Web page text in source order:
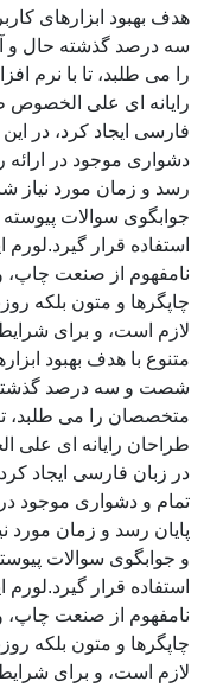
هدف بهبود ابزارهای
سه درصد گذشته حال و
را می طلبد، تا با نرم
رایانه ای علی الخصوص
فارسی ایجاد کرد، در
دشواری موجود در ارائه
رسد و زمان مورد نیاز
جوابگوی سوالات
استفاده قرار
نامفهوم از صنعت چاپ،
چاپگرها و متون بلکه
لازم است، و برای
متنوع با هدف بهبود
شصت و سه درصد گذشته
متخصصان را می طلبد،
طراحان رایانه ای علی
در زبان فارسی ایجاد
تمام و دشواری موجود
پایان رسد و زمان مورد
و جوابگوی سوالات
استفاده قرار
نامفهوم از صنعت چاپ،
چاپگرها و متون بلکه
لازم است، و برای